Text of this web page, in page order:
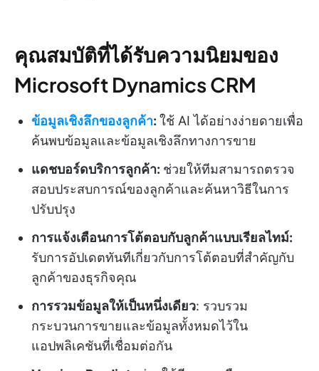
คุณสมบัติที่ได้รับความนิยมของ
Microsoft Dynamics CRM
ข้อมูลเชิงลึกของลูกค้า: ใช้ AI ได้อย่างง่ายดายเพื่อ
ค้นพบข้อมูลและข้อมูลเชิงลึกทางการขาย
แดชบอร์ดบริการลูกค้า: ช่วยให้ทีมสามารถตรวจ
สอบประสบการณ์ของลูกค้าและค้นหาวิธีในการ
ปรับปรุง
การแจ้งเตือนการโต้ตอบกับลูกค้าแบบเรียลไทม์:
รับการอัปเดตทันทีเกี่ยวกับการโต้ตอบที่สำคัญกับ
ลูกค้าของธุรกิจคุณ
การรวมข้อมูลให้เป็นหนึ่งเดียว: รวบรวม
กระบวนการขายและข้อมูลทั้งหมดไว้ใน
แอปพลิเคชันที่เชื่อมต่อกัน